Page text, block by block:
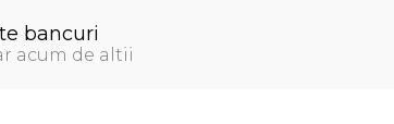
bancuri
acum de altii